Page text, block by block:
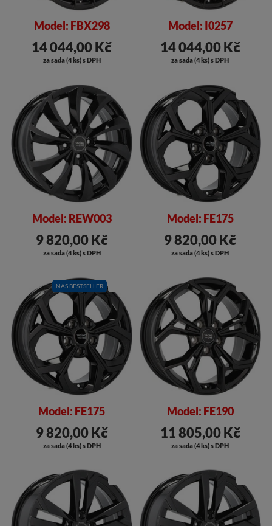
Model: FBX298
14 044,00 Kč
za sada (4 ks) s DPH
Model: I0257
14 044,00 Kč
za sada (4 ks) s DPH
Model: REW003
9 820,00 Kč
za sada (4 ks) s DPH
Model: FE175
9 820,00 Kč
za sada (4 ks) s DPH
NÁŠ BESTSELLER
Model: FE175
9 820,00 Kč
za sada (4 ks) s DPH
Model: FE190
11 805,00 Kč
za sada (4 ks) s DPH